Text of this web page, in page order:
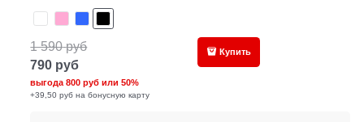
1 590 руб
790 руб
выгода800 руб или50%
+39,50 руб на бонусную карту
Купить